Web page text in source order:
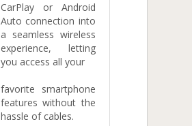
CarPlay or Android
Auto connection into
a seamless wireless
experience, letting
you access all your
favorite smartphone
features without the
hassle of cables.